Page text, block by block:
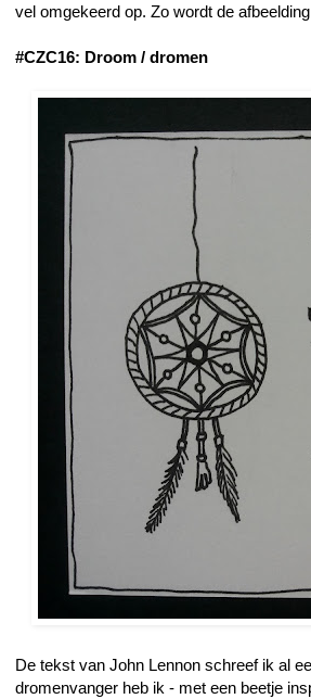
vel omgekeerd op. Zo wordt de
#CZC16: Droom / dromen
De tekst van John Lennon schreef ik al
dromenvanger heb ik - met een beetje